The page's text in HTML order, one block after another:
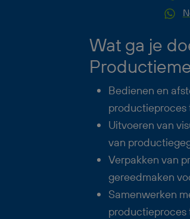
Wat ga je
Bedienen en
productieproces
Uitvoeren van
van
Verpakken van
gereedmaken
Samenwerken
productieproces